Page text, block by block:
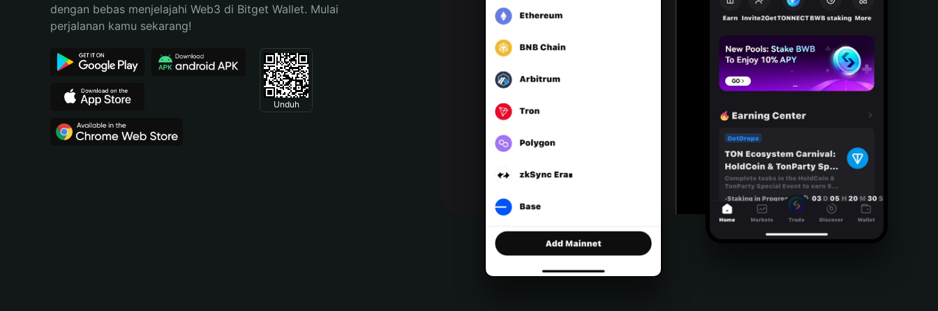
Español (Argentina)
dengan bebas menjelajahi Web3 di Bitget Wallet. Mulai
perjalanan kamu sekarang!
Unduh